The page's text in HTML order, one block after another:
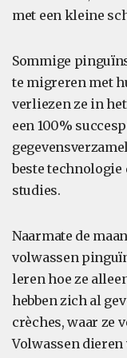
met een kleine
Sommige
te migreren met
verliezen ze in
een 100%
beste technologie
studies.
Naarmate de
volwassen
leren hoe ze
hebben zich al
crèches, waar ze
Volwassen